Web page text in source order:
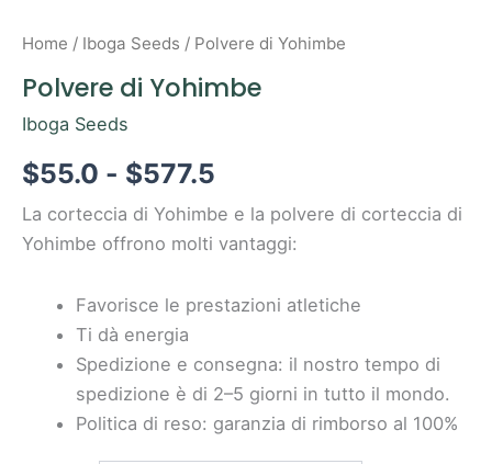
Home / Iboga Seeds / Polvere di Yohimbe
Polvere di Yohimbe
Iboga Seeds
$55.0 - $577.5
La corteccia di Yohimbe e la polvere di corteccia di
Yohimbe offrono molti vantaggi:
Favorisce le prestazioni atletiche
Ti dà energia
Spedizione e consegna: il nostro tempo di
spedizione è di 2–5 giorni in tutto il mondo.
Politica di reso: garanzia di rimborso al 100%